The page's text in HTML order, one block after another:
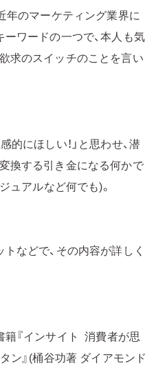
年のマーケティング業界に
ーワードの一つで、本人も気
求のスイッチのことを言い
的にほしい！」と思わせ、潜
換する引き金になる何かで
ュアルなど何でも)。
などで、その内容が詳しく
籍『インサイト 消費者が思
ン』(桶谷功著 ダイアモンド